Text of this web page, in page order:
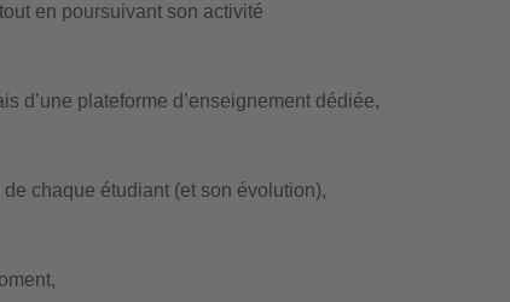
en poursuivant son activité
d’une plateforme d’enseignement dédiée,
chaque étudiant (et son évolution),